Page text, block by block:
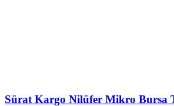
Sürat Kargo Nilüfer Mikro Bursa